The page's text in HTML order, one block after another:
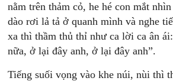
nằm trên thảm cỏ, he hé con mắt
dào rơi lả tả ở quanh mình và nghe
xa thì thầm thủ thỉ như ca lời ca ân
nữa, ở lại đây anh, ở lại đây anh”.
Tiếng suối vọng vào khe núi, nùi thì